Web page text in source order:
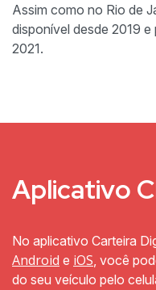
Assim como no Rio de
disponível desde 2019
2021.
Aplicativo
No aplicativo Carteira
Android e iOS, você
do seu veículo pelo